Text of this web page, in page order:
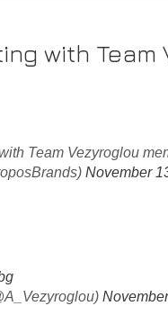
with
Team Vezyroglou
November